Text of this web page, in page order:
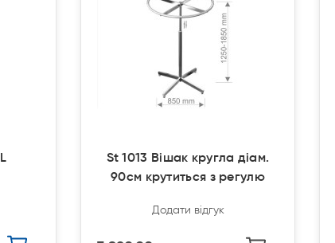
St 1013 Вішак кругла діам.
90см крутиться з регулю
Додати відгук